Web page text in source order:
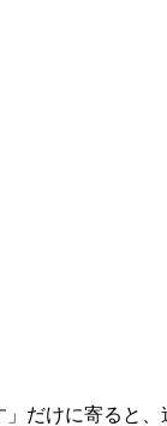
だけに寄ると